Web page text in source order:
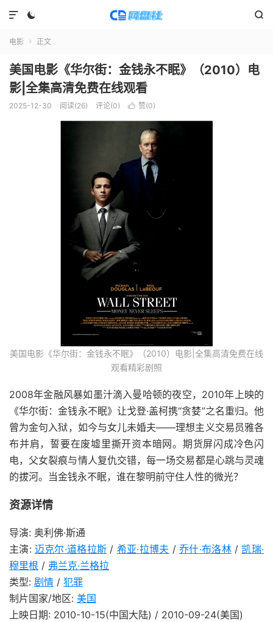
 

电影  正文
美国电影《华尔街：金钱永不眠》（2010）电
影|全集高清免费在线观看
2025-12-30 阅读(26) 评论(0)  赞(0)
美国电影《华尔街：金钱永不眠》（2010）电影|全集高清免费在线
观看精彩剧照
2008年金融风暴如墨汁滴入曼哈顿的夜空，2010年上映的
《华尔街：金钱永不眠》让戈登·盖柯携“贪婪”之名重归。他
曾为金句入狱，如今与女儿未婚夫——理想主义交易员雅各
布并肩，誓要在废墟里撕开资本暗网。期货屏闪成冷色闪
电，父女裂痕与情人复仇交错，每一场交易都是心跳与灵魂
的拔河。当金钱永不眠，谁在黎明前守住人性的微光？
资源详情
导演: 奥利佛·斯通
主演: 迈克尔·道格拉斯 / 希亚·拉博夫 /乔什·布洛林/ 凯瑞·
穆里根 / 弗兰克·兰格拉
类型: 剧情 / 犯罪
制片国家/地区: 美国
上映日期: 2010-10-15(中国大陆) / 2010-09-24(美国)